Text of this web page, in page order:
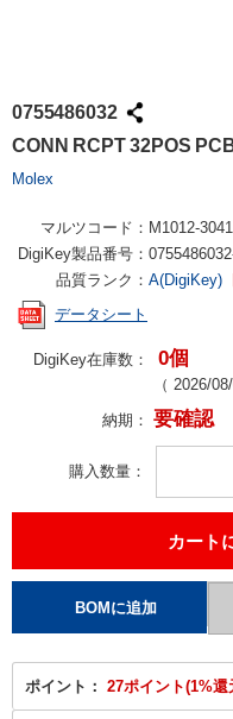
0755486032
CONN RCPT 32POS
Molex
マルツコード： M1012-3041
DigiKey製品番号：
品質ランク： A(DigiKey)
データシート
DigiKey在庫数： 0個
（ 2026/
納期： 要確認
購入数量
ポイント： 27ポイント(1%還